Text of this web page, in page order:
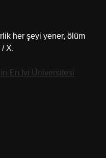
her şeyi yener, ölüm
/ X.
En Iyi Üniversitesi